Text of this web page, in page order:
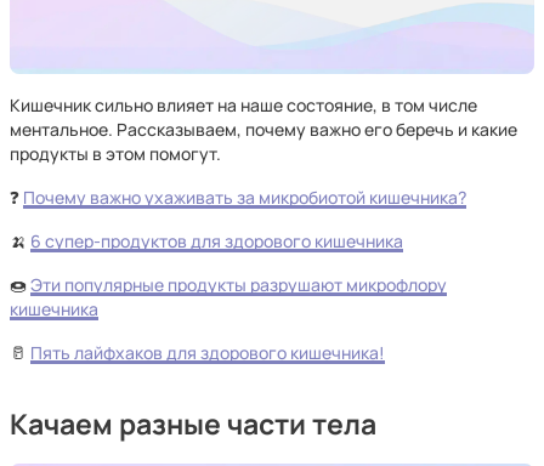
Кишечник сильно влияет на наше состояние, в том числе
ментальное. Рассказываем, почему важно его беречь и какие
продукты в этом помогут.
❓ Почему важно ухаживать за микробиотой кишечника?
🍌 6 супер-продуктов для здорового кишечника
🍩Эти популярные продукты разрушают микрофлору
кишечника
🥛 Пять лайфхаков для здорового кишечника!
Качаем разные части тела